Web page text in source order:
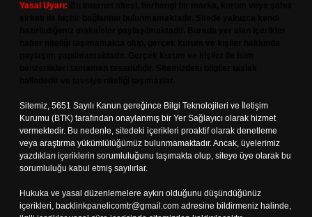
Yasal Uyarı:
Sitemiz, 5651 Sayılı Kanun gereğince Bilgi Teknolojileri ve İletişim
Kurumu (BTK) tarafından onaylanmış bir Yer Sağlayıcı olarak hizmet
vermektedir. Bu nedenle, sitedeki içerikleri proaktif olarak denetleme
veya araştırma yükümlülüğümüz bulunmamaktadır. Ancak, üyelerimiz
yazdıkları içeriklerin sorumluluğunu taşımakta olup, siteye üye olarak bu
sorumluluğu kabul etmiş sayılırlar.
Hukuka ve yasal düzenlemelere aykırı olduğunu düşündüğünüz
içerikleri, backlinkpanelicomtr@gmail.com adresine bildirmeniz halinde,